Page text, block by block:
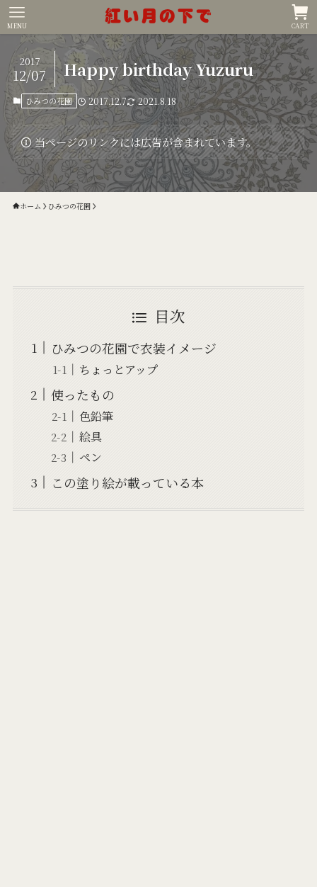
CART
MENU
Happy birthday Yuzuru
2017
12/07
ひみつの花園 2017.12.7 2021.8.18
当ページのリンクには広告が含まれています。
ホーム ひみつの花園
目次
ひみつの花園で衣装イメージ
ちょっとアップ
使ったもの
色鉛筆
絵具
ペン
この塗り絵が載っている本